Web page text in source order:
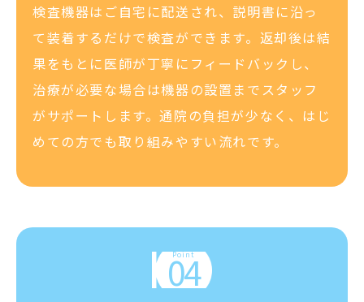
検査機器はご自宅に配送され、説明書に沿っ
て装着するだけで検査ができます。返却後は結
果をもとに医師が丁寧にフィードバックし、
治療が必要な場合は機器の設置までスタッフ
がサポートします。通院の負担が少なく、はじ
めての方でも取り組みやすい流れです。